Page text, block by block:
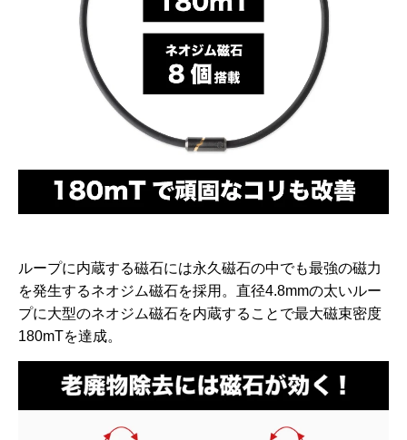
ループに内蔵する磁石には永久磁石の中でも最強の磁力
を発生するネオジム磁石を採用。直径4.8mmの太いルー
プに大型のネオジム磁石を内蔵することで最大磁束密度
180mTを達成。